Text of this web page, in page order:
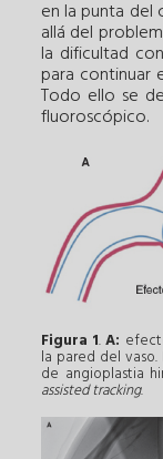
en la punta del
allá del
la dificultad
para continuar
Todo ello se
fluoroscópico.
Figura 1.A:
la pared del vaso.
de angioplastia
assisted tracking.